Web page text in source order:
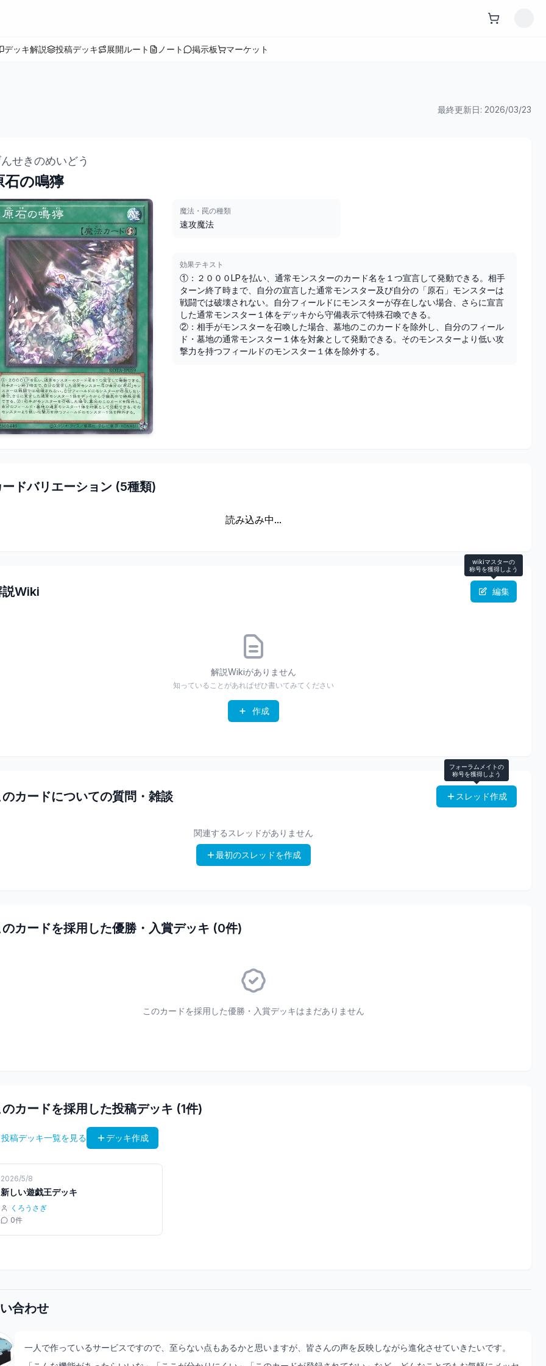
デッキ解説 投稿デッキ 展開ルート ノート 掲示板 マーケット
最終更新日: 2026/03/23
せきのめいどう
石の鳴獰
魔法・罠の種類
速攻魔法
効果テキスト
①：２０００LPを払い、通常モンスターのカード名を１つ宣言して発動できる。相手
ターン終了時まで、自分の宣言した通常モンスター及び自分の「原石」モンスターは
戦闘では破壊されない。自分フィールドにモンスターが存在しない場合、さらに宣言
した通常モンスター１体をデッキから守備表示で特殊召喚できる。
②：相手がモンスターを召喚した場合、墓地のこのカードを除外し、自分のフィール
ド・墓地の通常モンスター１体を対象として発動できる。そのモンスターより低い攻
撃力を持つフィールドのモンスター１体を除外する。
ドバリエーション (5種類)
読み込み中...
説Wiki
wikiマスターの
称号を獲得しよう
編集
解説Wikiがありません
知っていることがあればぜひ書いてみてください
作成
カードについての質問・雑談
フォーラムメイトの
称号を獲得しよう
スレッド作成
関連するスレッドがありません
最初のスレッドを作成
カードを採用した優勝・入賞デッキ (0件)
このカードを採用した優勝・入賞デッキはまだありません
カードを採用した投稿デッキ (1件)
稿デッキ一覧を見る デッキ作成
2026/5/8
新しい遊戯王デッキ
くろうさぎ
0件
合わせ
一人で作っているサービスですので、至らない点もあるかと思いますが、皆さんの声を反映しながら進化させていきたいです。